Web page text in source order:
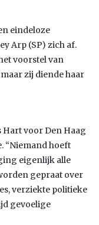
eindeloze
Arp (SP) zich af.
voorstel van
zij diende haar
Hart voor Den Haag
“Niemand hoeft
eigenlijk alle
gepraat over
verziekte politieke
gevoelige